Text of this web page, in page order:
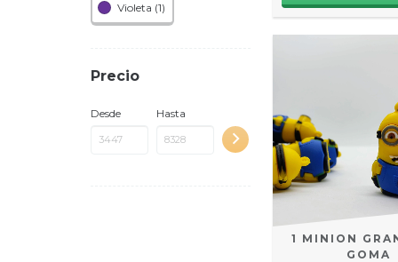
Violeta (1)
Precio
Desde Hasta
1 MINION
GOMA